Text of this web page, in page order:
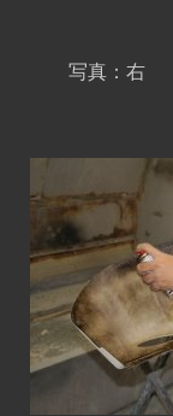
このように細
写真：右 ホル
つや有りの黒
つや消しの黒